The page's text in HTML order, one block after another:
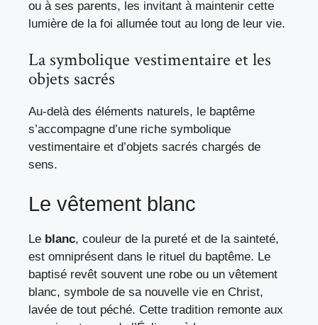
ou à ses parents, les invitant à maintenir cette
lumière de la foi allumée tout au long de leur vie.
La symbolique vestimentaire et les
objets sacrés
Au-delà des éléments naturels, le baptême
s’accompagne d’une riche symbolique
vestimentaire et d’objets sacrés chargés de
sens.
Le vêtement blanc
Le blanc, couleur de la pureté et de la sainteté,
est omniprésent dans le rituel du baptême. Le
baptisé revêt souvent une robe ou un vêtement
blanc, symbole de sa nouvelle vie en Christ,
lavée de tout péché. Cette tradition remonte aux